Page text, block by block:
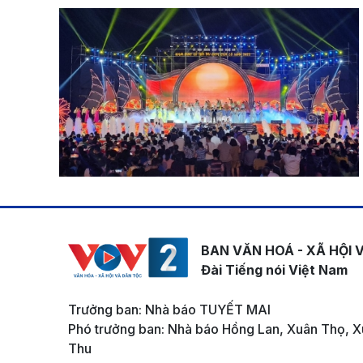
BAN VĂN HOÁ - XÃ HỘI
Đài Tiếng nói Việt Nam
Trưởng ban: Nhà báo TUYẾT MAI
Phó trưởng ban: Nhà báo Hồng Lan, Xuân Thọ,
Thu